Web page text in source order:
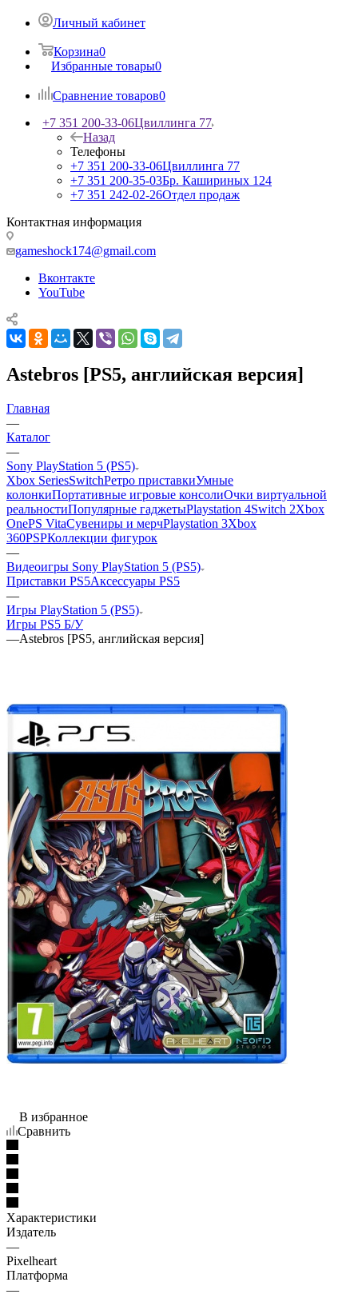
Личный кабинет
Корзина0
Избранные товары0
Сравнение товаров0
+7 351 200-33-06Цвиллинга 77
Назад
Телефоны
+7 351 200-33-06Цвиллинга 77
+7 351 200-35-03Бр. Кашириных 124
+7 351 242-02-26Отдел продаж
Контактная информация
gameshock174@gmail.com
Вконтакте
YouTube
Astebros [PS5, английская версия]
Главная
—
Каталог
—
Sony PlayStation 5 (PS5)
Xbox SeriesSwitchРетро приставкиУмные
колонкиПортативные игровые консолиОчки виртуальной
реальностиПопулярные гаджетыPlaystation 4Switch 2Xbox
OnePS VitaСувениры и мерчPlaystation 3Xbox
360PSPКоллекции фигурок
—
Видеоигры Sony PlayStation 5 (PS5)
Приставки PS5Аксессуары PS5
—
Игры PlayStation 5 (PS5)
Игры PS5 Б/У
—Astebros [PS5, английская версия]
В избранное
Сравнить
Характеристики
Издатель
—
Pixelheart
Платформа
—